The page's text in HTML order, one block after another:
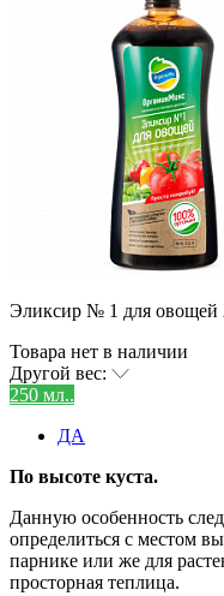
Эликсир № 1 для овощей
Товара нет в наличии
Другой вес:
250 мл..
ДА
По высоте куста.
Данную особенность
определиться с местом
парнике или же для
просторная теплица.